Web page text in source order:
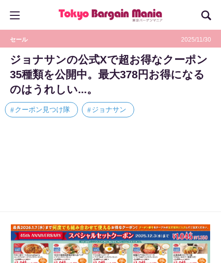
セール 2025/11/30
ジョナサンの公式Xで超お得なクーポン
35種類を公開中。最大378円お得になる
のはうれしい...。
クーポン見つけ隊 ジョナサン